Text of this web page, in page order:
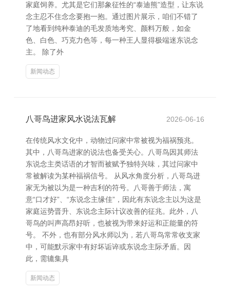
家庭饲养。尤其是它们那象征性的“泰迪熊”造型，让东说
念主忍不住念念要抱一抱。通过图片展示，咱们不错了
了地看到纯种泰迪的毛发质地考究、颜料万般，如金
色、白色、巧克力色等，每一种王人显得极端迷东说念
主。 除了外
新闻动态
八哥鸟进家风水说法瓦解 2026-06-16
在传统风水文化中，动物过问家中常被视为福祸预兆。
其中，八哥鸟进家的说法也备受关心。八哥鸟因其师法
东说念主类话语的才智而被赋予独特兴味，其过问家中
常被解读为某种福祸信号。 从风水角度分析，八哥鸟进
家无为被以为是一种吉利的符号。八哥善于师法，寓
意“口才好”、“东说念主缘佳”，因此有东说念主以为这是
家庭运势晋升、东说念主际计议改善的征兆。此外，八
哥鸟的叫声高昂好听，也被视为带来好运和正能量的符
号。 不外，也有部分风水师以为，若八哥鸟常常收支家
中，可能默示家中有好坏诟谇或东说念主际矛盾。因
此，需辘集具
新闻动态